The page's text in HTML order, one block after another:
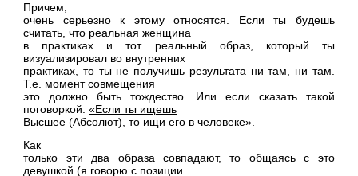
Причем,
очень серьезно к этому относятся. Если ты будешь
считать, что реальная женщина
в практиках и тот реальный образ, который ты
визуализировал во внутренних
практиках, то ты не получишь результата ни там, ни там.
Т.е. момент совмещения
это должно быть тождество. Или если сказать такой
поговоркой:«Если ты ищешь
Высшее (Абсолют), то ищи его в человеке».
Как
только эти два образа совпадают, то общаясь с это
девушкой (я говорю с позиции